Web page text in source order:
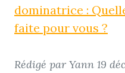
dominatrice :
faite pour vous ?
Rédigé par Yann 19